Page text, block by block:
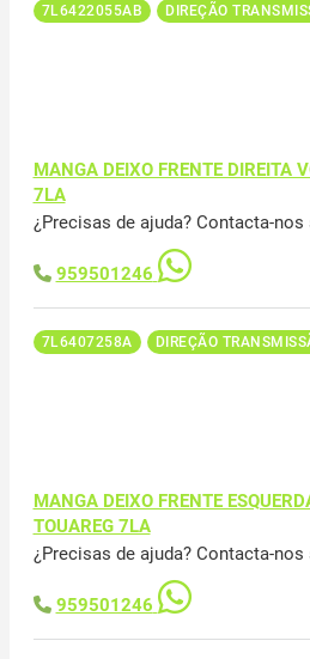
7L6422055AB DIREÇÃO
MANGA DEIXO FRENTE DIREITA
7LA
¿Precisas de ajuda? Contacta-
959501246
7L6407258A DIREÇÃO
MANGA DEIXO FRENTE
TOUAREG 7LA
¿Precisas de ajuda? Contacta-
959501246